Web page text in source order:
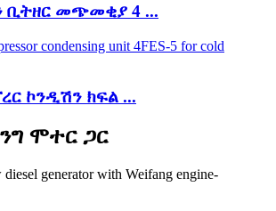
ቢትዘር መጭመቂያ 4 ...
ኮንዲሽን ክፍል ...
ሞተር ጋር